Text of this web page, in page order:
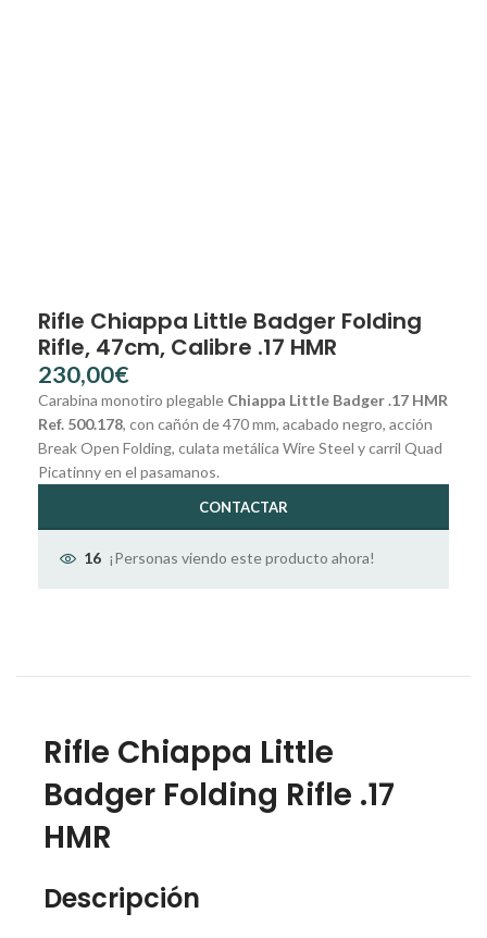
Rifle Chiappa Little Badger Folding
Rifle, 47cm, Calibre .17 HMR
€
Carabina monotiro plegable Chiappa Little Badger .17 HMR
Ref. 500.178, con cañón de 470 mm, acabado negro, acción
Break Open Folding, culata metálica Wire Steel y carril Quad
Picatinny en el pasamanos.
CONTACTAR
16 ¡Personas viendo este producto ahora!
Rifle Chiappa Little
Badger Folding Rifle .17
HMR
Descripción